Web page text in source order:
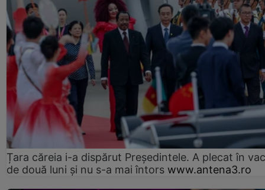
Țara căreia i-a dispărut Președintele. A plecat în
de două luni și nu s-a mai întors www.antena3.ro